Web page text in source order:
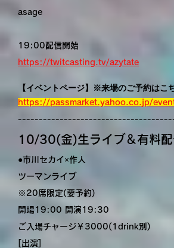
asage
19:00配信開始
https://twitcasting.tv/azytate
【イベントページ】※来場のご予約はこ
https://passmarket.yahoo.co.jp/
10/30(金)生ライブ＆有料配
●市川セカイ×作人
ツーマンライブ
※20席限定(要予約)
開場19:00 開演19:30
ご入場チャージ￥3000(1drink別)
[出演]